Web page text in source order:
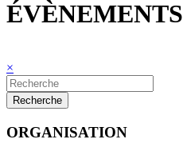
ÉVÈNEMENTS
×
Recherche
ORGANISATION